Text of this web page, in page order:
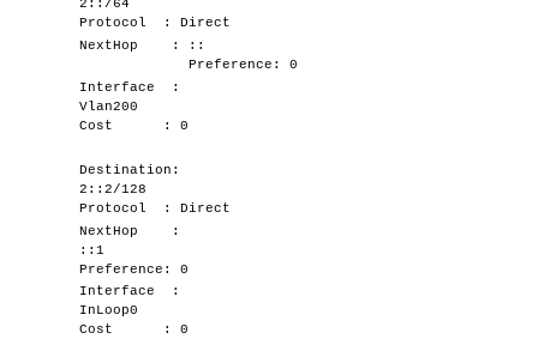
2::/64
Protocol : Direct
NextHop : ::
Preference: 0
Interface :
Vlan200
Cost : 0
Destination:
2::2/128
Protocol : Direct
NextHop :
::1
Preference: 0
Interface :
InLoop0
Cost : 0